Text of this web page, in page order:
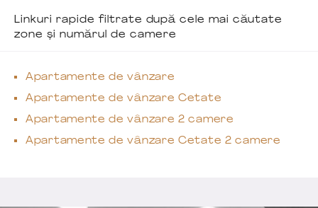
Linkuri rapide filtrate după cele mai căutate
zone și numărul de camere
Apartamente de vânzare
Apartamente de vânzare Cetate
Apartamente de vânzare 2 camere
Apartamente de vânzare Cetate 2 camere